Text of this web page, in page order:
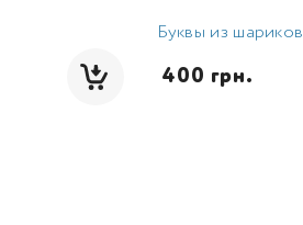
Буквы из шариков
400 грн.